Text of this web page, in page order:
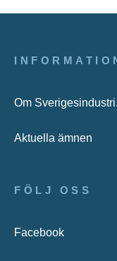
Om
Aktuella ämnen
FÖLJ OSS
Facebook